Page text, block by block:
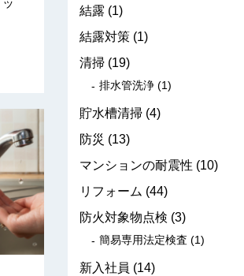
結露 (1)
結露対策 (1)
清掃 (19)
排水管洗浄 (1)
貯水槽清掃 (4)
防災 (13)
マンションの耐震性 (10)
リフォーム (44)
防火対象物点検 (3)
簡易専用法定検査 (1)
新入社員 (14)